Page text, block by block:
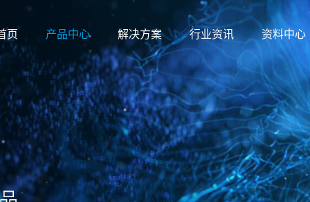
页 产品中心 解决方案 行业资讯 资料中心